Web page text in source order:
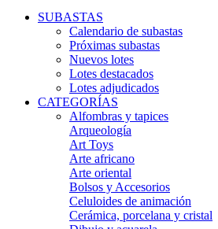
SUBASTAS
Calendario de subastas
Próximas subastas
Nuevos lotes
Lotes destacados
Lotes adjudicados
CATEGORÍAS
Alfombras y tapices
Arqueología
Art Toys
Arte africano
Arte oriental
Bolsos y Accesorios
Celuloides de animación
Cerámica, porcelana y cristal